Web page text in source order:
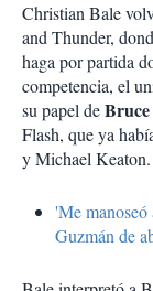
Christian Bale
and Thunder,
haga por partida
competencia, el
su papel de
Flash, que ya
y Michael Keaton.
'Me
Guzmán de